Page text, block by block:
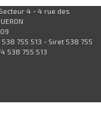
Secteur 4 - 4 rue des
538 755 513 - Siret 538 755
538 755 513